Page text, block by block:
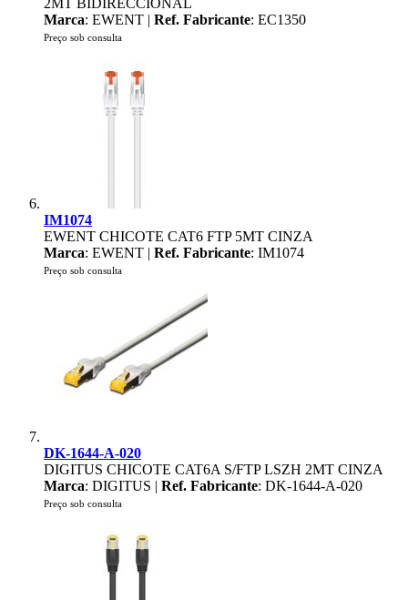
2MT BIDIRECCIONAL
Marca: EWENT | Ref. Fabricante: EC1350
Preço sob consulta
IM1074
EWENT CHICOTE CAT6 FTP 5MT CINZA
Marca: EWENT | Ref. Fabricante: IM1074
Preço sob consulta
DK-1644-A-020
DIGITUS CHICOTE CAT6A S/FTP LSZH 2MT CINZA
Marca: DIGITUS | Ref. Fabricante: DK-1644-A-020
Preço sob consulta